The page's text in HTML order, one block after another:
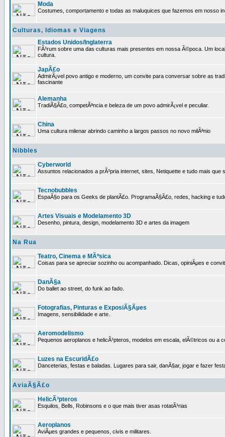
Moda
Costumes, comportamento e todas as maluquices que fazemos em nosso
Culturas, Idiomas e Viagens
Estados Unidos/Inglaterra
FÃ³rum sobre uma das culturas mais presentes em nossa Ã©poca. Um
cultura.
JapÃ£o
AdmirÃ¡vel povo antigo e moderno, um convite para conversar sobre as
fascinante
Alemanha
TradiÃ§Ã£o, competÃªncia e beleza de um povo admirÃ¡vel e peculiar.
China
Uma cultura milenar abrindo caminho a largos passos no novo milÃªnio
Nibbles
Cyberworld
Assuntos relacionados a prÃ³pria internet, sites, Netiquette e tudo mais que
Tecnobubbles
EspaÃ§o para os Geeks de plantÃ£o. ProgramaÃ§Ã£o, redes, hacking e
Artes Visuais e Modelamento 3D
Desenho, pintura, design, modelamento 3D e artes da imagem
Na Rua
Teatro, Cinema e MÃºsica
Coisas para se apreciar sozinho ou acompanhado. Dicas, opiniÃµes e
DanÃ§a
Do ballet ao street, do funk ao fado.
Fotografias, Pinturas e ExposiÃ§Ãµes
Imagens, sensibilidade e arte.
Aeromodelismo
Pequenos aeroplanos e helicÃ³pteros, modelos em escala, elÃ©tricos ou a
Luzes na EscuridÃ£o
Danceterias, festas e baladas. Lugares para sair, danÃ§ar, jogar e fazer
AviaÃ§Ã£o
HelicÃ³pteros
Esquilos, Bells, Robinsons e o que mais tiver asas rotatÃ³rias
Aeroplanos
AviÃµes grandes e pequenos, civis e militares.